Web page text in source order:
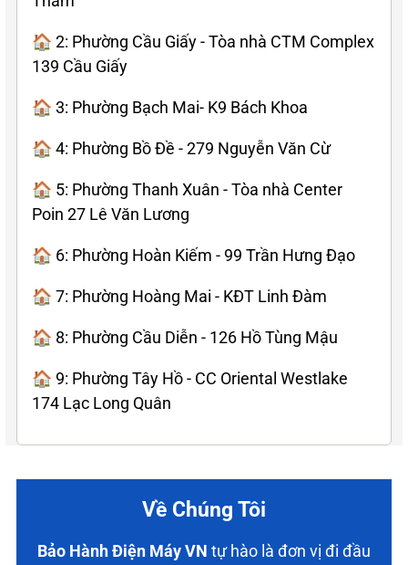
🏠 2: Phường Cầu Giấy - Tòa nhà CTM Complex
139 Cầu Giấy
🏠 3: Phường Bạch Mai- K9 Bách Khoa
🏠 4: Phường Bồ Đề - 279 Nguyễn Văn Cừ
🏠 5: Phường Thanh Xuân - Tòa nhà Center
Poin 27 Lê Văn Lương
🏠 6: Phường Hoàn Kiếm - 99 Trần Hưng Đạo
🏠 7: Phường Hoàng Mai - KĐT Linh Đàm
🏠 8: Phường Cầu Diễn - 126 Hồ Tùng Mậu
🏠 9: Phường Tây Hồ - CC Oriental Westlake
174 Lạc Long Quân
Về Chúng Tôi
Bảo Hành Điện Máy VN tự hào là đơn vị đi đầu